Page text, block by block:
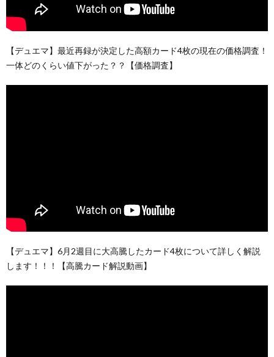
【デュエマ】最近再録が決定した高額カード4枚の現在の価格調査！
一体どのくらい値下がった？？【価格調査】
【デュエマ】6月2週目に大高騰したカード4枚について詳しく解説
します！！！【高騰カード解説動画】